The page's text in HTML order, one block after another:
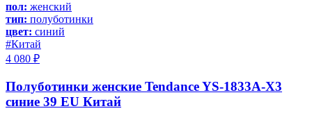
пол: женский
тип: полуботинки
цвет: синий
#Китай
4 080 ₽
Полуботинки женские Tendance YS-1833A-X3
синие 39 EU Китай